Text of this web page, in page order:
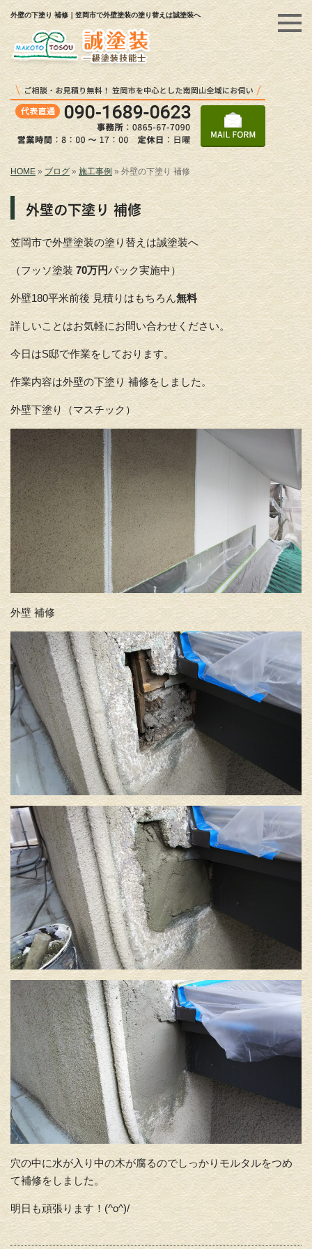
外壁の下塗り 補修｜笠岡市で外壁塗装の塗り替えは誠塗装へ
HOME» ブログ» 施工事例 » 外壁の下塗り 補修
外壁の下塗り 補修
笠岡市で外壁塗装の塗り替えは誠塗装へ
（フッソ塗装 70万円パック実施中）
外壁180平米前後 見積りはもちろん無料
詳しいことはお気軽にお問い合わせください。
今日はS邸で作業をしております。
作業内容は外壁の下塗り 補修をしました。
外壁下塗り（マスチック）
外壁 補修
穴の中に水が入り中の木が腐るのでしっかりモルタルをつめ
て補修をしました。
明日も頑張ります！(^o^)/